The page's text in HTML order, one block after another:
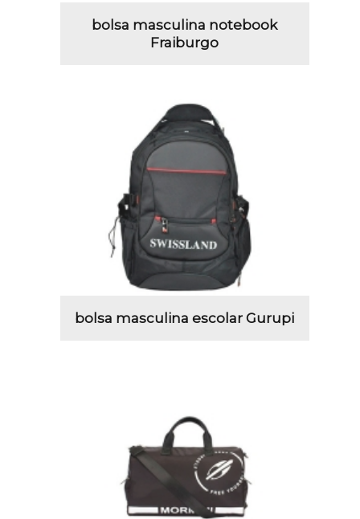
bolsa masculina notebook
Fraiburgo
bolsa masculina escolar Gurupi